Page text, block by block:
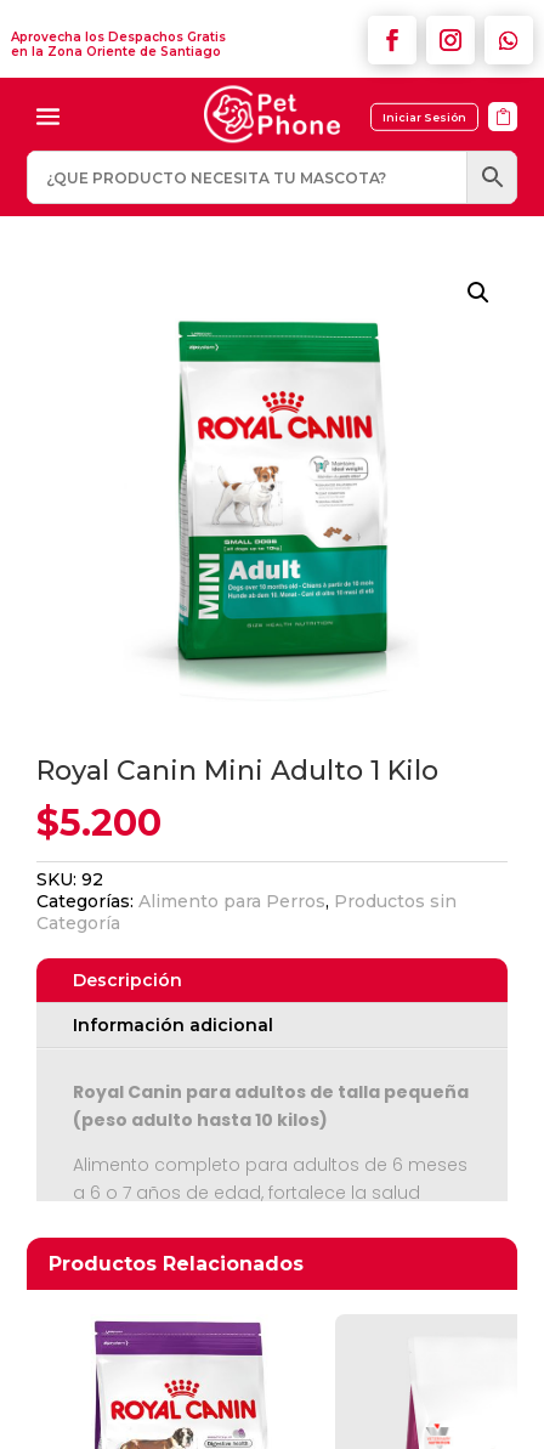
Aprovecha los Despachos Gratis
en la Zona Oriente de Santiago
Iniciar Sesión 
Seguir Comprando
Royal Canin Mini Adulto 1 Kilo
$5.200
SKU:92
Categorías:Alimento para Perros, Productos sin
Categoría
Descripción
Información adicional
Royal Canin para adultos de talla pequeña
(peso adulto hasta 10 kilos)
Alimento completo para adultos de 6 meses
a 6 o 7 años de edad, fortalece la salud
Productos Relacionados
Productos relacionados